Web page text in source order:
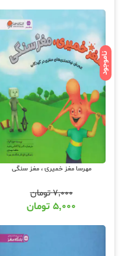
ناموجود
مهرسا مغز خمیری ، مغز سنگی
۷,۰۰۰تومان
۵,۰۰۰ تومان